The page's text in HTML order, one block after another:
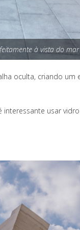
à vista do
oculta, criando um
interessante usar